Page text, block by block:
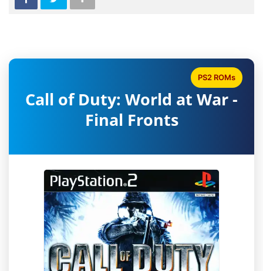
Call of Duty: World at War -
Final Fronts
PS2 ROMs